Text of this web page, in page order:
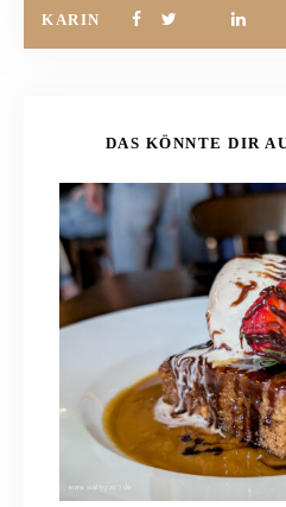
KARIN
DAS KÖNNTE DIR